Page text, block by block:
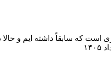
که سابقاً داشته ایم و حالا